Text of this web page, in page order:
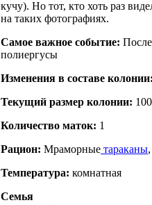
кучу). Но тот, кто хоть раз
на таких фотографиях.
Самое важное событие:
полиергусы
Изменения в составе
Текущий размер кoлонии: 100
Количество маток: 1
Рацион: Мраморные тараканы
Температура: комнатная
Семья